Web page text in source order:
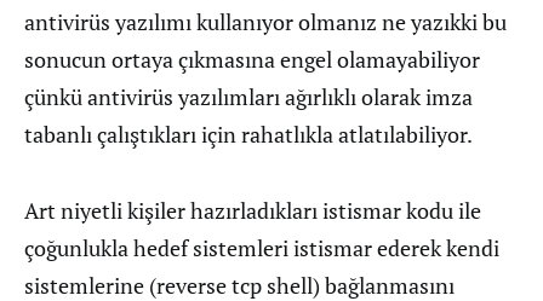
antivirüs yazılımı kullanıyor olmanız ne yazıkki bu
sonucun ortaya çıkmasına engel olamayabiliyor
çünkü antivirüs yazılımları ağırlıklı olarak imza
tabanlı çalıştıkları için rahatlıkla atlatılabiliyor.
Art niyetli kişiler hazırladıkları istismar kodu ile
çoğunlukla hedef sistemleri istismar ederek kendi
sistemlerine (reverse tcp shell) bağlanmasını